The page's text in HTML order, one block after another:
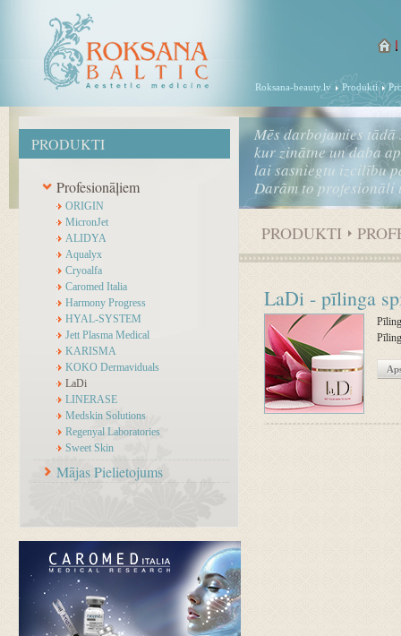
Mēs darbojamies tādā
kur zinātne un daba
lai sasniegtu izcilību
Darām to profesionāli
PRODUKTI
Profesionāļiem
ORIGIN
MicronJet
ALIDYA
Aqualyx
Cryoalfa
Caromed Italia
Harmony Progress
HYAL-SYSTEM
Jett Plasma Medical
KARISMA
KOKO Dermaviduals
LaDi
LINERASE
Medskin Solutions
Regenyal Laboratories
Sweet Skin
Mājas Pielietojums
Roksana-beauty.lv Produkti
PRODUKTI
LaDi - pīlinga